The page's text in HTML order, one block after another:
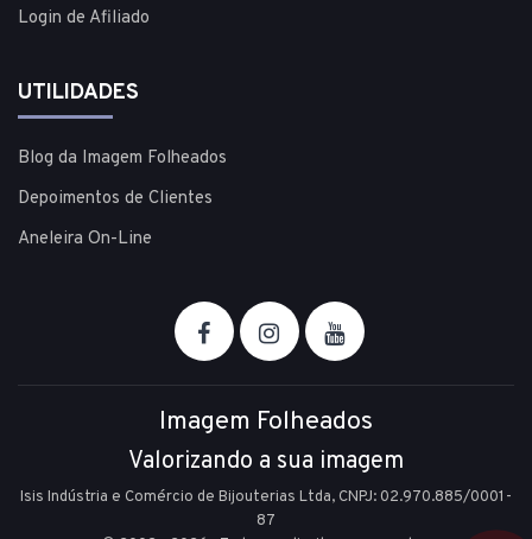
Login de Afiliado
UTILIDADES
Blog da Imagem Folheados
Depoimentos de Clientes
Aneleira On-Line
Imagem Folheados
Valorizando a sua imagem
Isis Indústria e Comércio de Bijouterias Ltda, CNPJ: 02.970.885/0001-
87